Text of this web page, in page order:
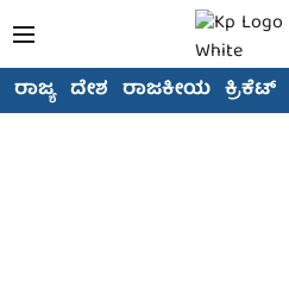
ರಾಜ್ಯ ದೇಶ ರಾಜಕೀಯ ಕ್ರಿಕೆಟ್